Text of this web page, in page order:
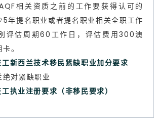
相关资质之前的工作要获得认可的
5年提名职业或者提名职业相关全职工作
评估周期60工作日，评估费用300澳
。
新西兰技术移民紧缺职业加分要求
对紧缺职业
执业注册要求（非移民要求）